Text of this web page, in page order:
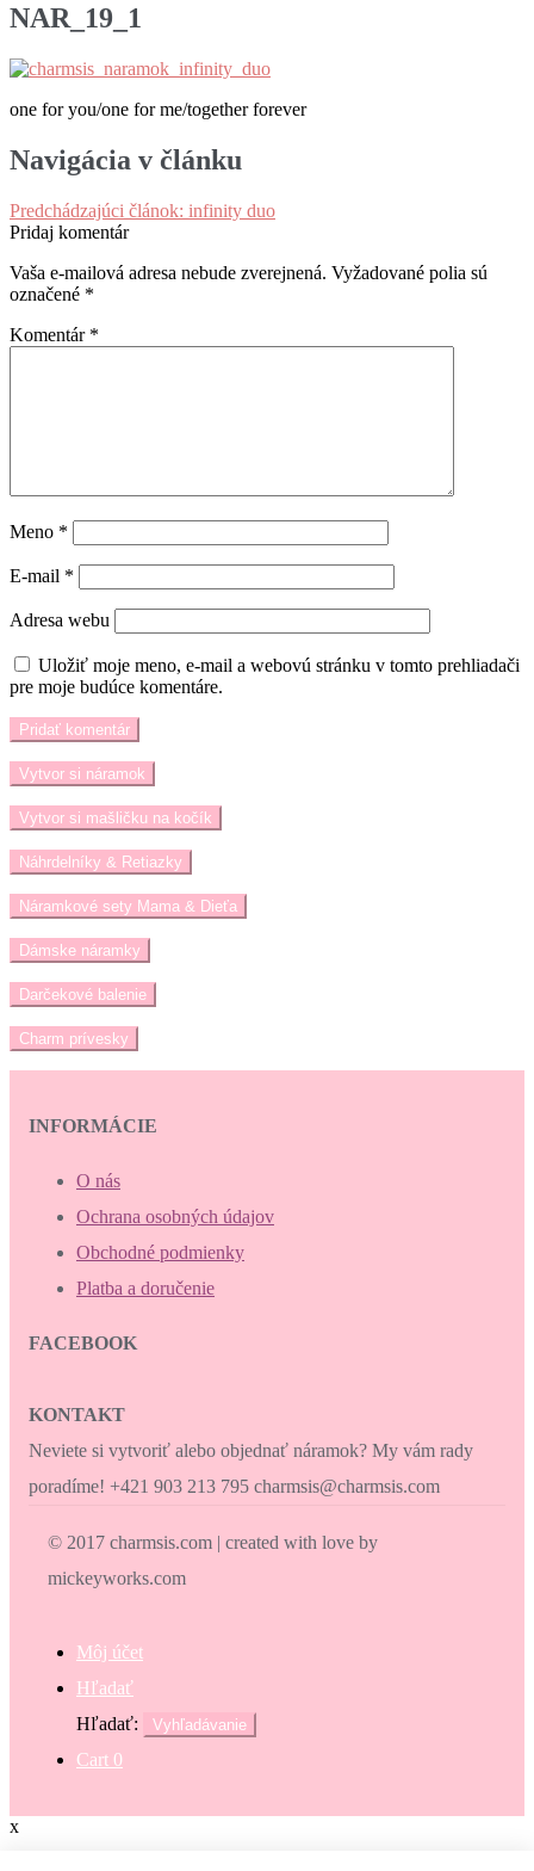
NAR_19_1
one for you/one for me/together forever
Navigácia v článku
Predchádzajúci článok: infinity duo
Pridaj komentár
Vaša e-mailová adresa nebude zverejnená. Vyžadované polia sú
označené *
Komentár *
Meno *
E-mail *
Adresa webu
Uložiť moje meno, e-mail a webovú stránku v tomto prehliadači
pre moje budúce komentáre.
Vytvor si náramok
Vytvor si mašličku na kočík
Náhrdelníky & Retiazky
Náramkové sety Mama & Dieťa
Dámske náramky
Darčekové balenie
Charm prívesky
INFORMÁCIE
O nás
Ochrana osobných údajov
Obchodné podmienky
Platba a doručenie
FACEBOOK
KONTAKT
Neviete si vytvoriť alebo objednať náramok? My vám rady
poradíme! +421 903 213 795 charmsis@charmsis.com
© 2017 charmsis.com | created with love by
mickeyworks.com
Môj účet
Hľadať
Hľadať:
Vyhľadávanie
Cart 0
x